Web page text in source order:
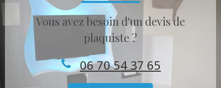
Vous avez besoin d'un devis de
plaquiste ?
06 70 54 37 65